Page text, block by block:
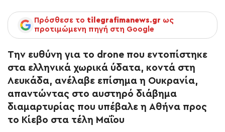
Πρόσθεσε το tilegrafimanews.gr ως
προτιμώμενη πηγή στη Google
Την ευθύνη για το drone που εντοπίστηκε
στα ελληνικά χωρικά ύδατα, κοντά στη
Λευκάδα, ανέλαβε επίσημα η Ουκρανία,
απαντώντας στο αυστηρό διάβημα
διαμαρτυρίας που υπέβαλε η Αθήνα προς
το Κίεβο στα τέλη Μαΐου